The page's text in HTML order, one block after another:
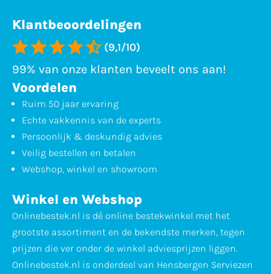
Klantbeoordelingen
(9,1/10)
99% van onze klanten beveelt ons aan!
Voordelen
Ruim 50 jaar ervaring
Echte vakkennis van de experts
Persoonlijk & deskundig advies
Veilig bestellen en betalen
Webshop, winkel en showroom
Winkel en Webshop
Onlinebestek.nl is dé online bestekwinkel met het
grootste assortiment en de bekendste merken, tegen
prijzen die ver onder de winkel adviesprijzen liggen.
Onlinebestek.nl is onderdeel van Hensbergen Serviezen